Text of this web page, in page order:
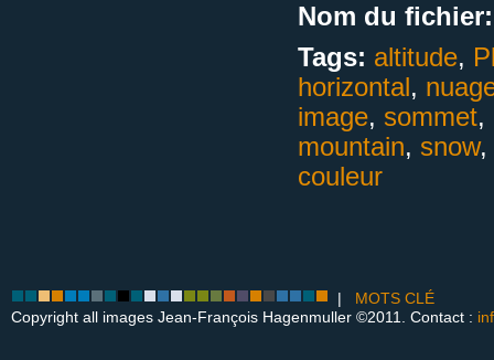
Nom du fichier:
Tags: altitude,
horizontal,
image, sommet,
mountain, snow,
couleur
| MOTS CLÉ
Copyright all images Jean-François Hagenmuller ©2011. Contact :